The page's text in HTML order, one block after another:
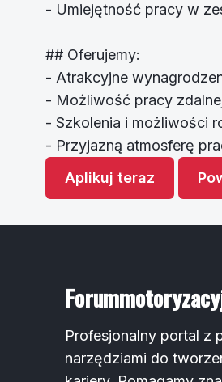
- Umiejętność pracy w
## Oferujemy:
- Atrakcyjne
- Możliwość pracy
- Szkolenia i możliwości
- Przyjazną atmosferę
Aplikuj teraz
Profesjonalny portal z
narzędziami do